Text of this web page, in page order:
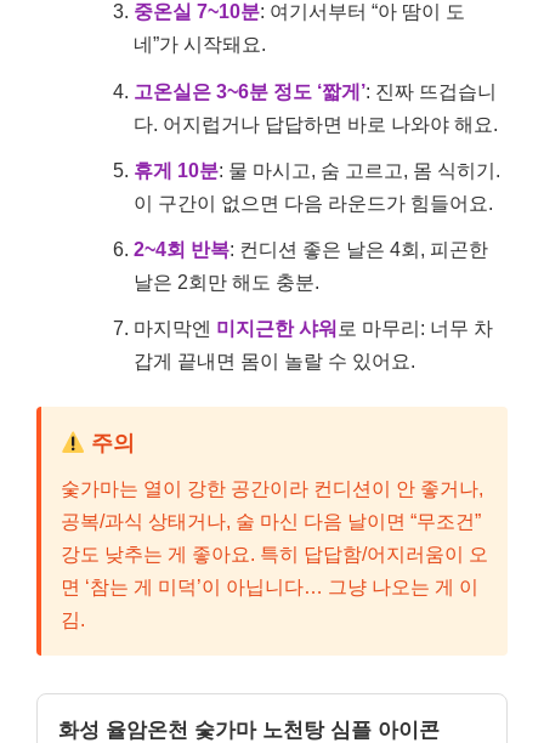
중온실 7~10분: 여기서부터 “아 땀이 도
네”가 시작돼요.
고온실은 3~6분 정도 ‘짧게’: 진짜 뜨겁습니
다. 어지럽거나 답답하면 바로 나와야 해요.
휴게 10분: 물 마시고, 숨 고르고, 몸 식히기.
이 구간이 없으면 다음 라운드가 힘들어요.
2~4회 반복: 컨디션 좋은 날은 4회, 피곤한
날은 2회만 해도 충분.
마지막엔 미지근한 샤워 로 마무리: 너무 차
갑게 끝내면 몸이 놀랄 수 있어요.
주의
숯가마는 열이 강한 공간이라 컨디션이 안 좋거나,
공복/과식 상태거나, 술 마신 다음 날이면 “무조건”
강도 낮추는 게 좋아요. 특히 답답함/어지러움이 오
면 ‘참는 게 미덕’이 아닙니다… 그냥 나오는 게 이
김.
화성 율암온천 숯가마 노천탕 심플 아이콘